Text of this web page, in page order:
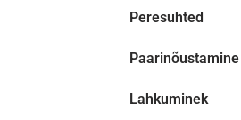
Peresuhted
Paarinõustamine
Lahkuminek